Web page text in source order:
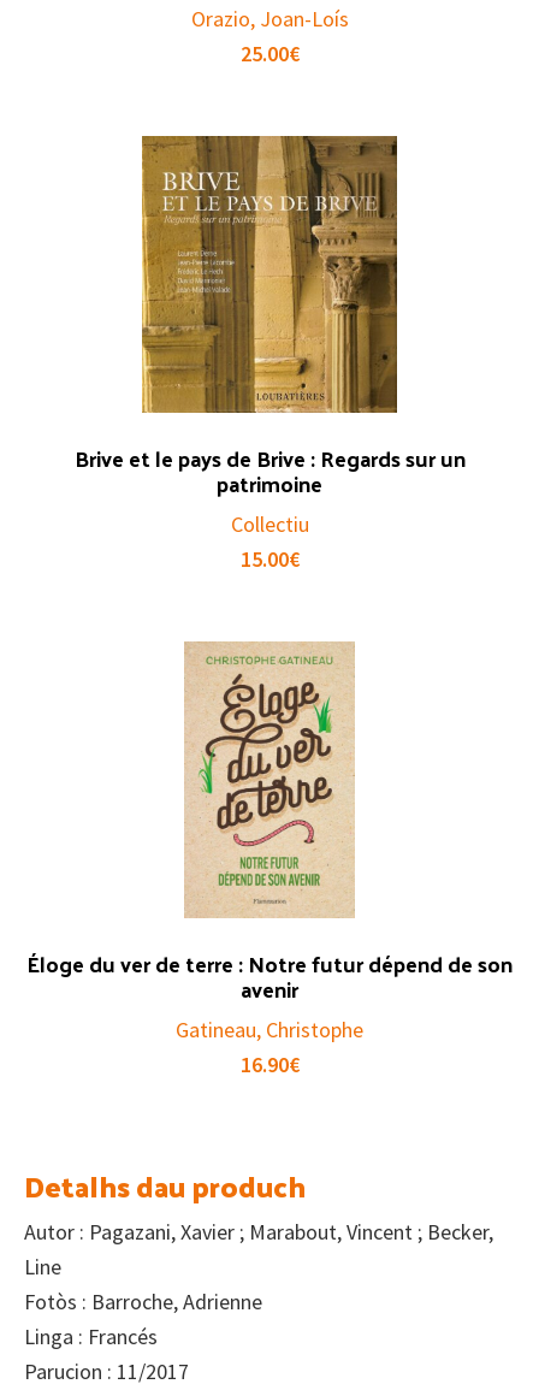
Orazio, Joan-Loís
25.00€
Brive et le pays de Brive : Regards sur un
patrimoine
Collectiu
15.00€
Éloge du ver de terre : Notre futur dépend de son
avenir
Gatineau, Christophe
16.90€
Detalhs dau produch
Autor : Pagazani, Xavier ; Marabout, Vincent ; Becker,
Line
Fotòs : Barroche, Adrienne
Linga : Francés
Parucion : 11/2017